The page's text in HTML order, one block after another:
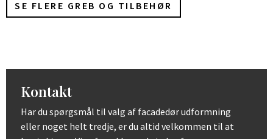
SE FLERE GREB OG TILBEHØR
Kontakt
Har du spørgsmål til valg af facadedør udformning
eller noget helt tredje, er du altid velkommen til at